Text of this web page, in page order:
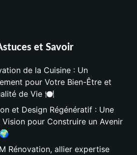
et Savoir
de la Cuisine : Un
pour Votre Bien-Être et
de Vie 🍽️
et Design Régénératif : Une
Vision pour Construire un Avenir
Rénovation, allier expertise